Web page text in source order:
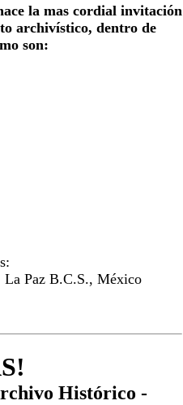
la mas cordial invitación
archivístico, dentro de
son:
Paz B.C.S., México
Histórico -